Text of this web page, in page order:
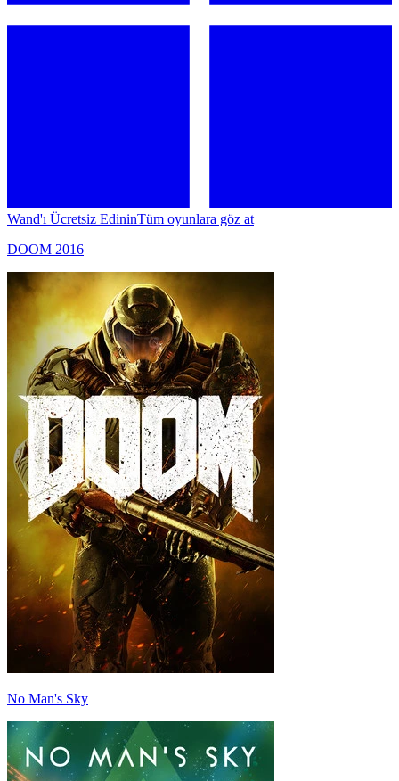
Wand'ı Ücretsiz EdininTüm oyunlara göz at
DOOM 2016
No Man's Sky